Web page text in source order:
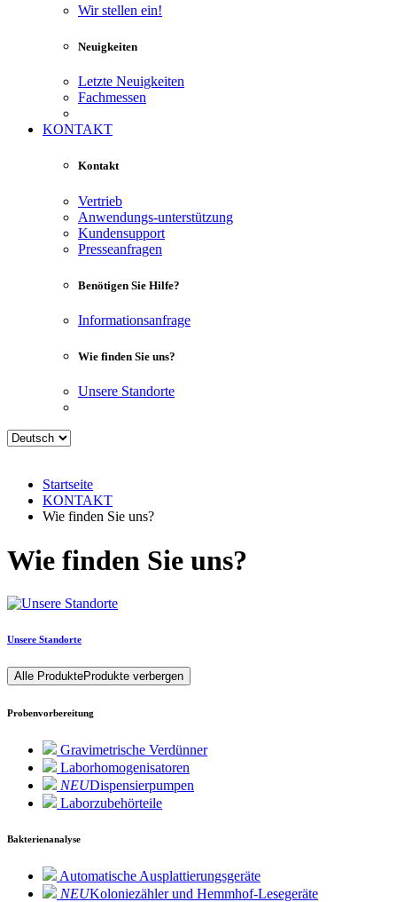
Wir stellen ein!
Neuigkeiten
Letzte Neuigkeiten
Fachmessen
KONTAKT
Kontakt
Vertrieb
Anwendungs-unterstützung
Kundensupport
Presseanfragen
Benötigen Sie Hilfe?
Informationsanfrage
Wie finden Sie uns?
Unsere Standorte
Startseite
KONTAKT
Wie finden Sie uns?
Wie finden Sie uns?
Unsere Standorte
Alle ProdukteProdukte verbergen
Probenvorbereitung
Gravimetrische Verdünner
Laborhomogenisatoren
NEUDispensierpumpen
Laborzubehörteile
Bakterienanalyse
Automatische Ausplattierungsgeräte
NEUKoloniezähler und Hemmhof-Lesegeräte